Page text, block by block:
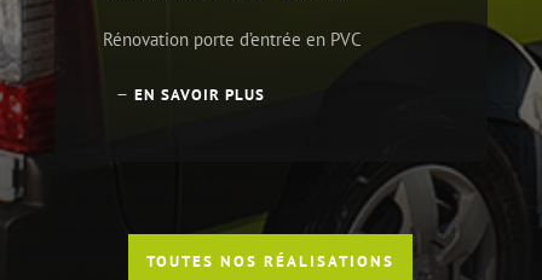
Rénovation porte d’entrée en PVC
EN SAVOIR PLUS
TOUTES NOS RÉALISATIONS